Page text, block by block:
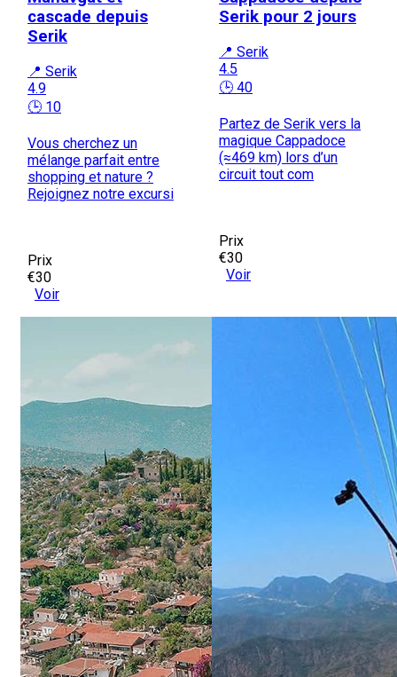
cascade depuis
Serik
📍 Serik
4.9
🕒 10
Vous cherchez un
mélange parfait entre
shopping et nature ?
Rejoignez notre excursi
Prix
€30
Voir
Serik pour 2 jours
📍 Serik
4.5
🕒 40
Partez de Serik vers la
magique Cappadoce
(≈469 km) lors d’un
circuit tout com
Prix
€30
Voir